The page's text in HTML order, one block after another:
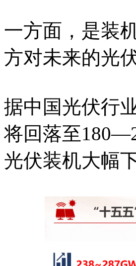
一方面，是装
方对未来的光
据中国光伏行
将回落至
光伏装机大幅